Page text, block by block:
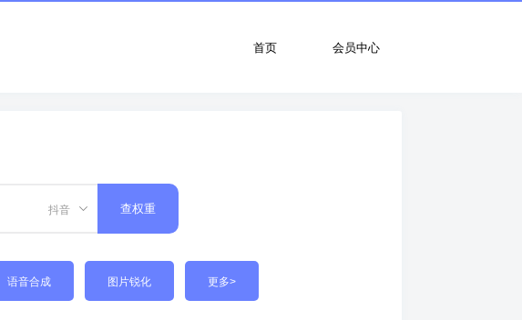
会员中心
首页
抖音 查权重
语音合成 图片锐化 更多>